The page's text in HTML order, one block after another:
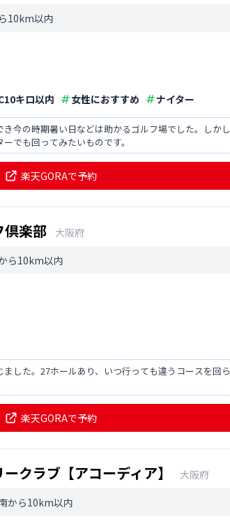
10km以内
キロ以内 女性におすすめ ナイター
今の時期暑い日などは助かるゴルフ場でした。しか
でも回ってみたいものです。
楽天GORAで予約
倶楽部
大阪府
ら10km以内
した。27ホールあり、いつ行っても違うコースを回
楽天GORAで予約
クラブ【アコーディア】
大阪府
から10km以内